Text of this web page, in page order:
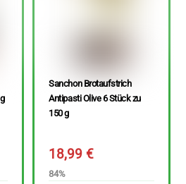
Sanchon Brotaufstrich
Antipasti Olive 6 Stück zu
150 g
18,99€
84%